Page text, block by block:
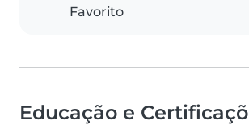
Favorito
Educação e